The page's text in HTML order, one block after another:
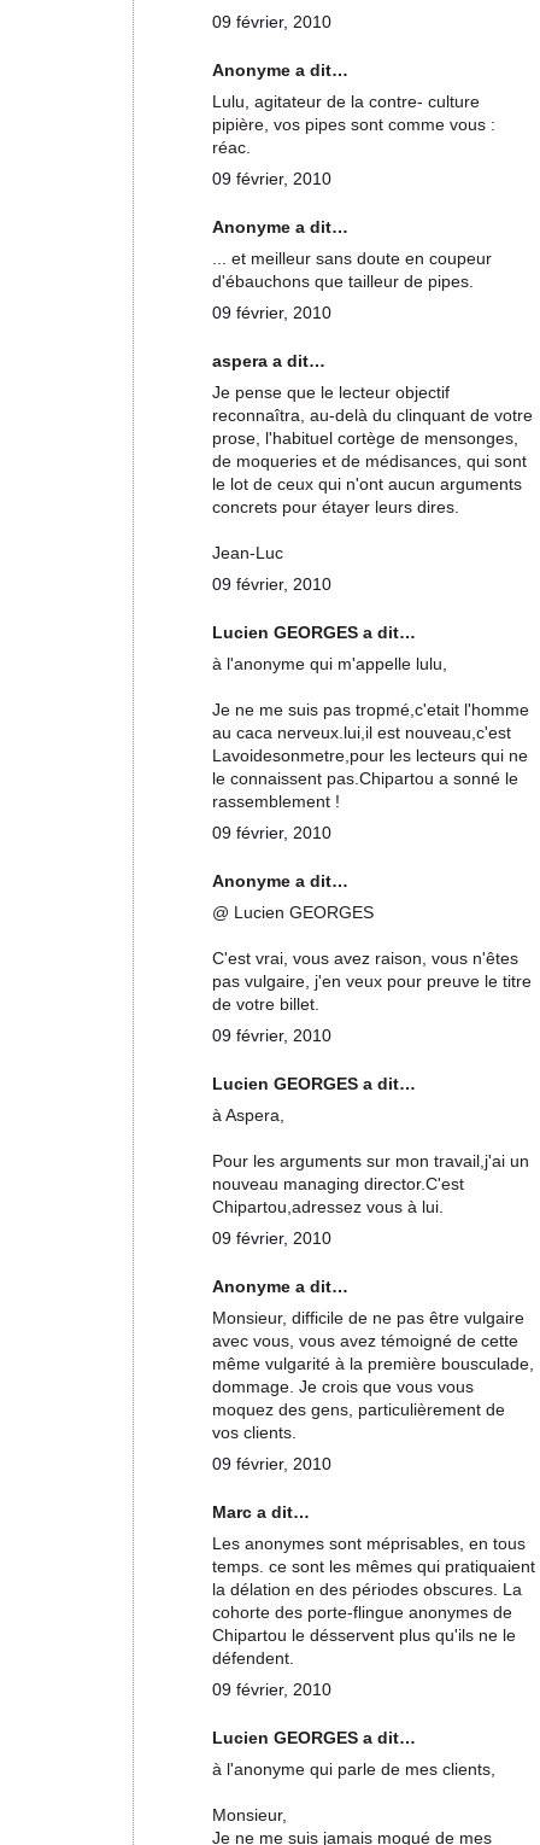
09 février, 2010
Anonyme a dit…
Lulu, agitateur de la contre- culture
pipière, vos pipes sont comme vous :
réac.
09 février, 2010
Anonyme a dit…
... et meilleur sans doute en coupeur
d'ébauchons que tailleur de pipes.
09 février, 2010
aspera a dit…
Je pense que le lecteur objectif
reconnaîtra, au-delà du clinquant de votre
prose, l'habituel cortège de mensonges,
de moqueries et de médisances, qui sont
le lot de ceux qui n'ont aucun arguments
concrets pour étayer leurs dires.
Jean-Luc
09 février, 2010
Lucien GEORGES a dit…
à l'anonyme qui m'appelle lulu,
Je ne me suis pas tropmé,c'etait l'homme
au caca nerveux.lui,il est nouveau,c'est
Lavoidesonmetre,pour les lecteurs qui ne
le connaissent pas.Chipartou a sonné le
rassemblement !
09 février, 2010
Anonyme a dit…
@ Lucien GEORGES
C'est vrai, vous avez raison, vous n'êtes
pas vulgaire, j'en veux pour preuve le titre
de votre billet.
09 février, 2010
Lucien GEORGES a dit…
à Aspera,
Pour les arguments sur mon travail,j'ai un
nouveau managing director.C'est
Chipartou,adressez vous à lui.
09 février, 2010
Anonyme a dit…
Monsieur, difficile de ne pas être vulgaire
avec vous, vous avez témoigné de cette
même vulgarité à la première bousculade,
dommage. Je crois que vous vous
moquez des gens, particulièrement de
vos clients.
09 février, 2010
Marc a dit…
Les anonymes sont méprisables, en tous
temps. ce sont les mêmes qui pratiquaient
la délation en des périodes obscures. La
cohorte des porte-flingue anonymes de
Chipartou le désservent plus qu'ils ne le
défendent.
09 février, 2010
Lucien GEORGES a dit…
à l'anonyme qui parle de mes clients,
Monsieur,
Je ne me suis jamais moqué de mes